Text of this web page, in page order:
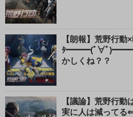
【朗報】荒野行動
ﾀ━━━(ﾟ∀ﾟ
かしくね？？
【議論】荒野行動
実に人は減ってる